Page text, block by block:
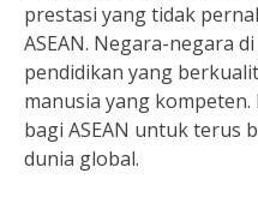
prestasi yang tidak
ASEAN. Negara-negara
pendidikan yang
manusia yang
bagi ASEAN untuk terus
dunia global.